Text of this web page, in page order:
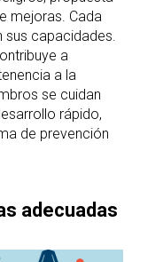
mejoras. Cada
sus capacidades.
a
a la
se cuidan
rápido,
de prevención
adecuadas